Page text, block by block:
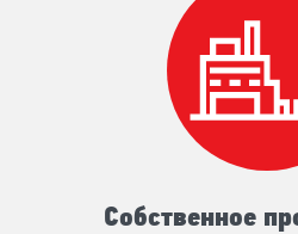
Собственное